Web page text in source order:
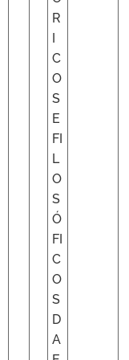
R
I
C
O
S
E
FI
L
O
S
Ó
FI
C
O
S
D
A